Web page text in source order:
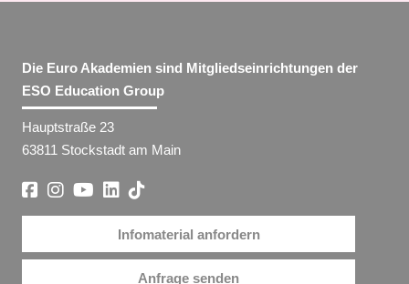
Die Euro Akademien sind Mitgliedseinrichtungen der
ESO Education Group
Hauptstraße 23
63811 Stockstadt am Main
Infomaterial anfordern
Anfrage senden